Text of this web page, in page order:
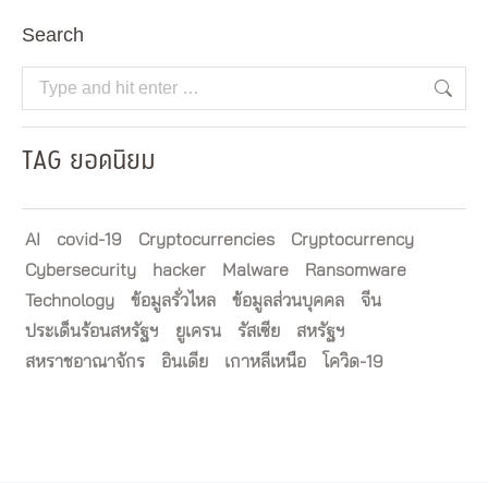
Search
Search:
TAG ยอดนิยม
AI covid-19 Cryptocurrencies
Cryptocurrency
Cybersecurity
hacker Malware
Ransomware
Technology
ข้อมูลรั่วไหล ข้อมูลส่วนบุคคล
จีน
ประเด็นร้อนสหรัฐฯ
ยูเครน รัสเซีย
สหรัฐฯ
สหราชอาณาจักร
อินเดีย เกาหลีเหนือ โควิด-19